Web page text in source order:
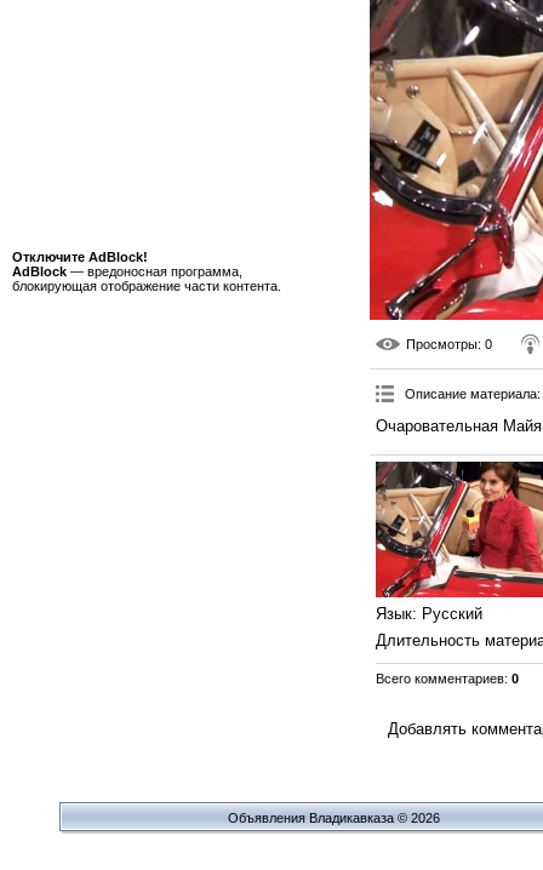
Отключите AdBlock!
AdBlock — вредоносная программа,
блокирующая отображение части контента.
Просмотры: 0
Описание материала:
Очаровательная
Язык: Русский
Длительность
Всего комментариев: 0
Добавлять
Объявления Владикавказа © 2026